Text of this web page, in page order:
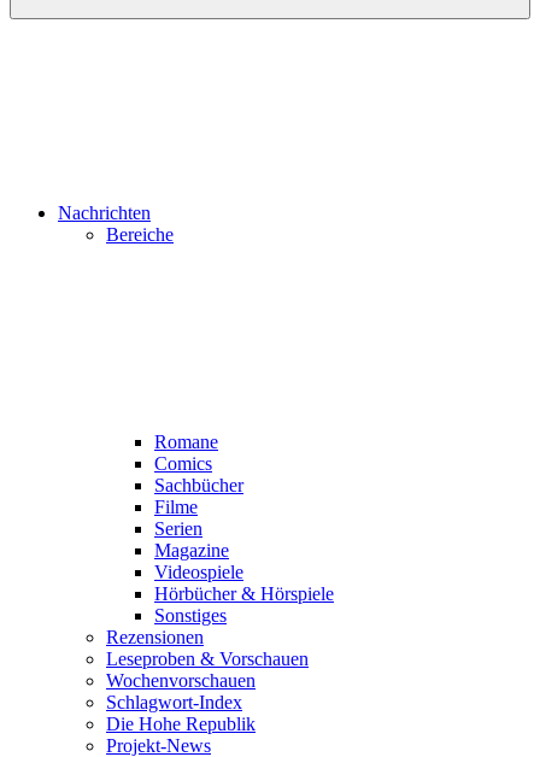
Nachrichten
Bereiche
Romane
Comics
Sachbücher
Filme
Serien
Magazine
Videospiele
Hörbücher & Hörspiele
Sonstiges
Rezensionen
Leseproben & Vorschauen
Wochenvorschauen
Schlagwort-Index
Die Hohe Republik
Projekt-News